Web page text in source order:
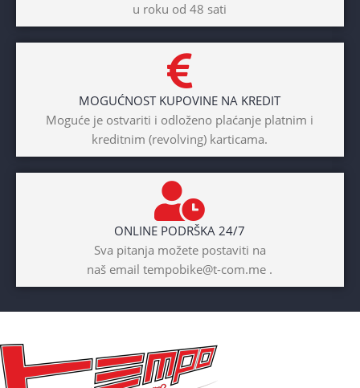
Unisex
BICIKLI-TIP RAMA
Prednji amotrizer
BICIKLI-KOČNICE
Disk mehanički
u roku od 48 sati
MOGUĆNOST KUPOVINE NA KREDIT
Moguće je ostvariti i odloženo plaćanje platnim i
kreditnim (revolving) karticama.
ONLINE PODRŠKA 24/7
Sva pitanja možete postaviti na
naš email tempobike@t-com.me .